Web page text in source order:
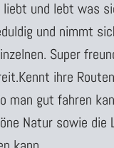
liebt und lebt was
und nimmt
Super
ihre
man gut fahren
Natur sowie die